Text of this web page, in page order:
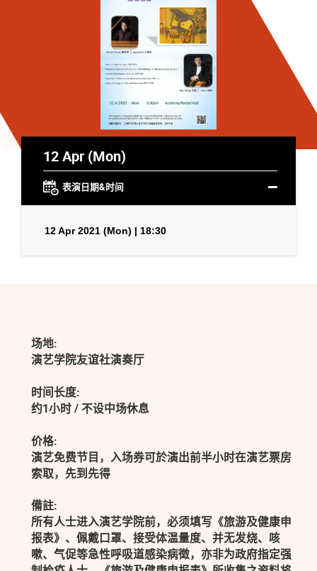
12 Apr (Mon)
表演日期&时间
12 Apr 2021 (Mon) | 18:30
场地:
演艺学院友谊社演奏厅
时间长度:
约1小时 / 不设中场休息
价格:
演艺免费节目，入场券可於演出前半小时在演艺票房
索取，先到先得
備註:
所有人士进入演艺学院前，必须填写《旅游及健康申
报表》、佩戴口罩、接受体温量度、并无发烧、咳
嗽、气促等急性呼吸道感染病徵，亦非为政府指定强